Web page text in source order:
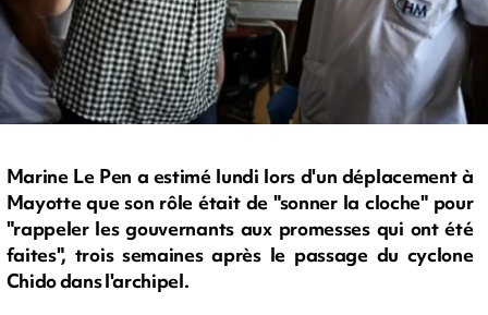
Marine Le Pen a estimé lundi lors d'un déplacement à
Mayotte que son rôle était de "sonner la cloche" pour
"rappeler les gouvernants aux promesses qui ont été
faites", trois semaines après le passage du cyclone
Chido dans l'archipel.